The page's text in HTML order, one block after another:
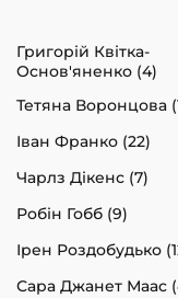
Григорій Квітка-
Основ'яненко (4)
Тетяна Воронцова
Іван Франко (22)
Чарлз Дікенс (7)
Робін Гобб (9)
Ірен Роздобудько
Сара Джанет Маас